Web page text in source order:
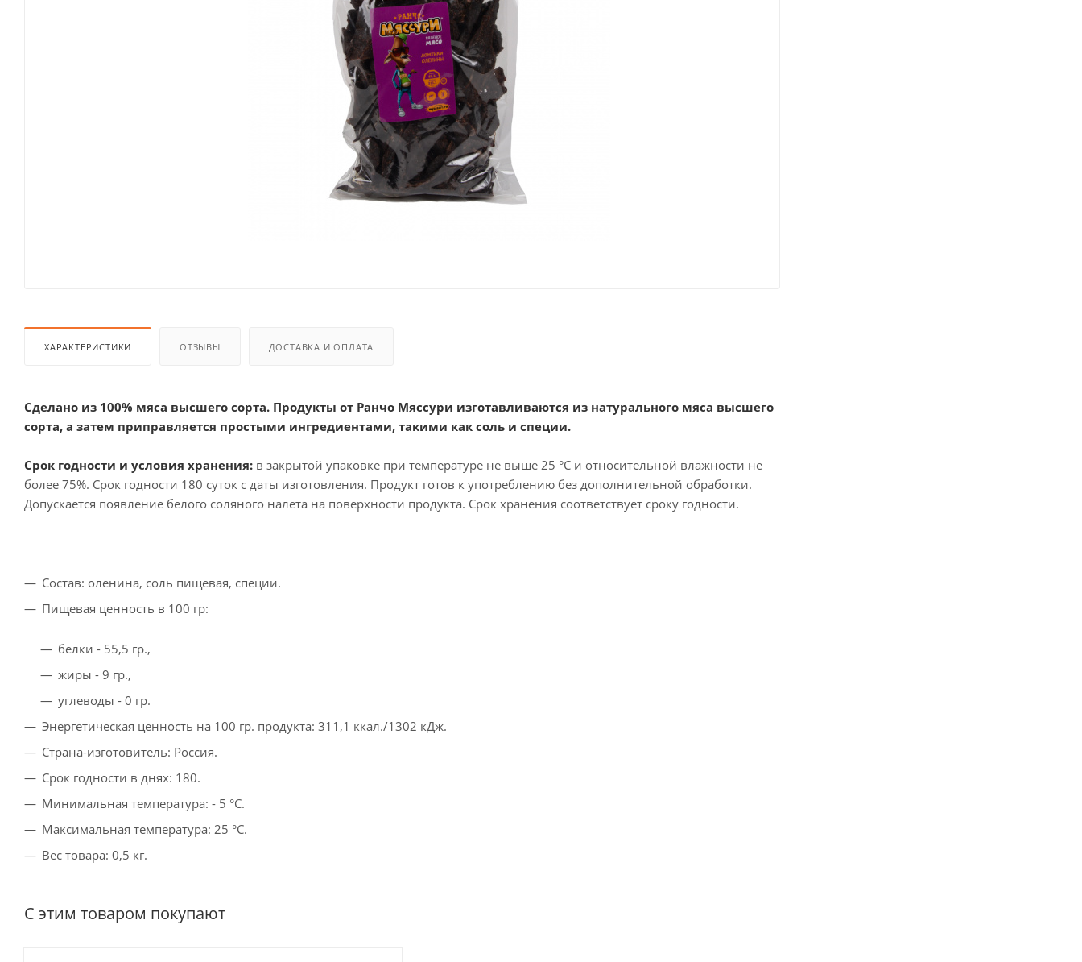
ХАРАКТЕРИСТИКИ ОТЗЫВЫ ДОСТАВКА И ОПЛАТА
Сделано из 100% мяса высшего сорта. Продукты от Ранчо Мяссури изготавливаются из натурального мяса высшего
сорта, а затем приправляется простыми ингредиентами, такими как соль и специи.
Срок годности и условия хранения: в закрытой упаковке при температуре не выше 25 °C и относительной влажности не
более 75%. Срок годности 180 суток с даты изготовления. Продукт готов к употреблению без дополнительной обработки.
Допускается появление белого соляного налета на поверхности продукта. Срок хранения соответствует сроку годности.
Состав: оленина, соль пищевая, специи.
Пищевая ценность в 100 гр:
белки - 55,5 гр.,
жиры - 9 гр.,
углеводы - 0 гр.
Энергетическая ценность на 100 гр. продукта: 311,1 ккал./1302 кДж.
Страна-изготовитель: Россия.
Срок годности в днях: 180.
Минимальная температура: - 5 °C.
Максимальная температура: 25 °C.
Вес товара: 0,5 кг.
С этим товаром покупают